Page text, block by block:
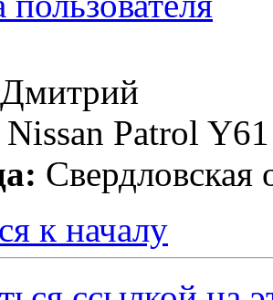
Дмитрий
Nissan Patrol
Свердловская
к началу